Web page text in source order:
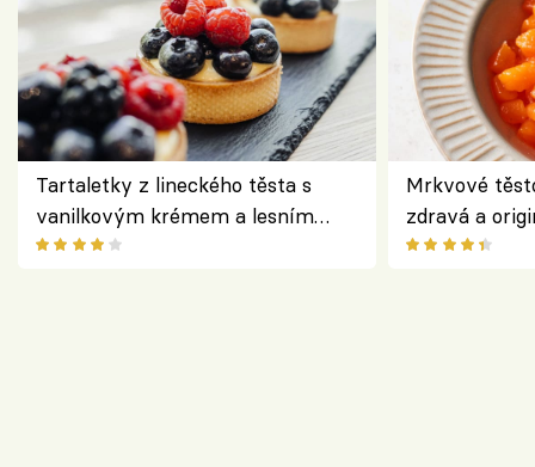
Tartaletky z lineckého těsta s
vanilkovým krémem a lesním
ovocem podle Bread Society
Mrkvové
zdravá a
klasiky